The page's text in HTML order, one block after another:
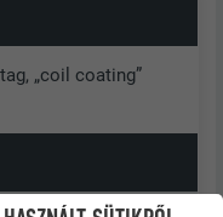
„coil coating”